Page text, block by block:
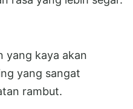
yang kaya akan
yang sangat
rambut.